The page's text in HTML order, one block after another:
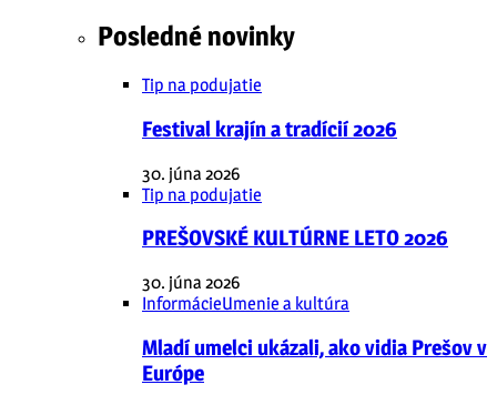
Posledné novinky
Tip na podujatie
Festival krajín a tradícií 2026
30. júna 2026
Tip na podujatie
PREŠOVSKÉ KULTÚRNE LETO 2026
30. júna 2026
InformácieUmenie a kultúra
Mladí umelci ukázali, ako vidia Prešov v
Európe